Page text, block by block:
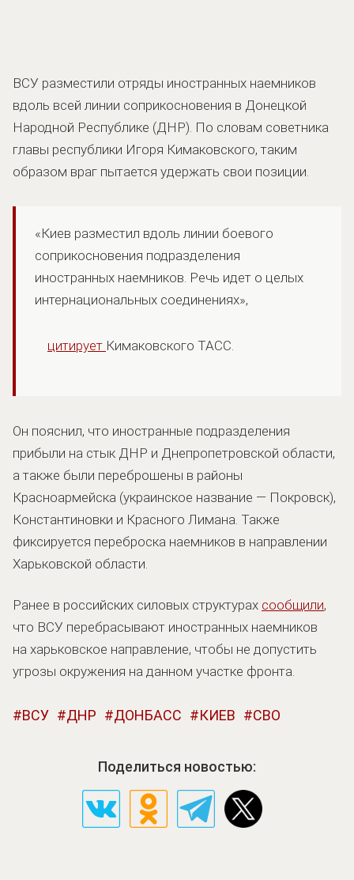
ВСУ разместили отряды иностранных наемников
вдоль всей линии соприкосновения в Донецкой
Народной Республике (ДНР). По словам советника
главы республики Игоря Кимаковского, таким
образом враг пытается удержать свои позиции.
«Киев разместил вдоль линии боевого
соприкосновения подразделения
иностранных наемников. Речь идет о целых
интернациональных соединениях»,
цитирует Кимаковского ТАСС.
Он пояснил, что иностранные подразделения
прибыли на стык ДНР и Днепропетровской области,
а также были переброшены в районы
Красноармейска (украинское название — Покровск),
Константиновки и Красного Лимана. Также
фиксируется переброска наемников в направлении
Харьковской области.
Ранее в российских силовых структурах сообщили,
что ВСУ перебрасывают иностранных наемников
на харьковское направление, чтобы не допустить
угрозы окружения на данном участке фронта.
ВСУ ДНР ДОНБАСС КИЕВ СВО
Поделиться новостью: